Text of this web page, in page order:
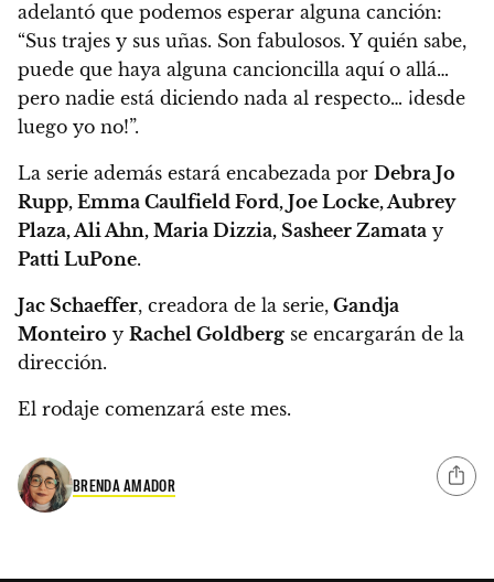
adelantó que podemos esperar alguna canción:
“Sus trajes y sus uñas. Son fabulosos. Y quién sabe,
puede que haya alguna cancioncilla aquí o allá…
pero nadie está diciendo nada al respecto… ¡desde
luego yo no!”.
La serie además estará encabezada por Debra Jo
Rupp, Emma Caulfield Ford, Joe Locke, Aubrey
Plaza, Ali Ahn, Maria Dizzia, Sasheer Zamata y
Patti LuPone.
Jac Schaeffer, creadora de la serie, Gandja
Monteiro y Rachel Goldberg se encargarán de la
dirección.
El rodaje comenzará este mes.
BRENDA AMADOR